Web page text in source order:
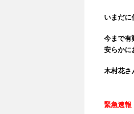
いまだに
今まで有
安らかに
木村花さ
緊急速